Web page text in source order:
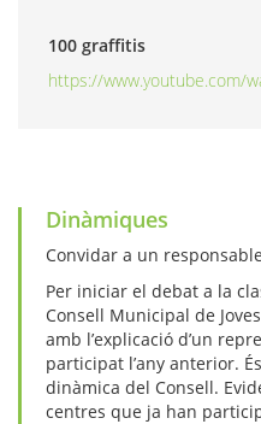
100 graffitis
https://www.youtube.com/
Dinàmiques
Convidar a un
Per iniciar el debat a la
Consell Municipal de
amb l’explicació d’un
participat l’any anterior.
dinàmica del Consell.
centres que ja han